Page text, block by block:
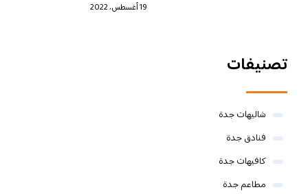
19 أغسطس، 2022
تصنيفات
شاليهات جدة
فنادق جدة
كافيهات جدة
مطاعم جدة